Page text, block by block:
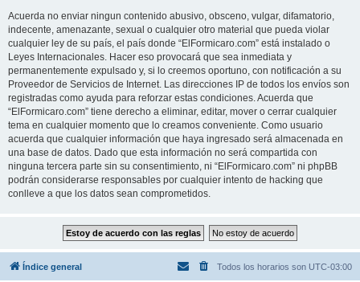
Acuerda no enviar ningun contenido abusivo, obsceno, vulgar, difamatorio,
indecente, amenazante, sexual o cualquier otro material que pueda violar
cualquier ley de su país, el país donde “ElFormicaro.com” está instalado o
Leyes Internacionales. Hacer eso provocará que sea inmediata y
permanentemente expulsado y, si lo creemos oportuno, con notificación a su
Proveedor de Servicios de Internet. Las direcciones IP de todos los envíos son
registradas como ayuda para reforzar estas condiciones. Acuerda que
“ElFormicaro.com” tiene derecho a eliminar, editar, mover o cerrar cualquier
tema en cualquier momento que lo creamos conveniente. Como usuario
acuerda que cualquier información que haya ingresado será almacenada en
una base de datos. Dado que esta información no será compartida con
ninguna tercera parte sin su consentimiento, ni “ElFormicaro.com” ni phpBB
podrán considerarse responsables por cualquier intento de hacking que
conlleve a que los datos sean comprometidos.
Índice general Todos los horarios son UTC-03:00